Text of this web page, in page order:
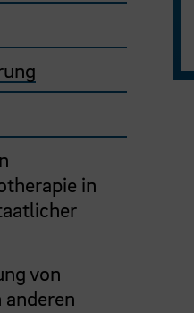
in
von